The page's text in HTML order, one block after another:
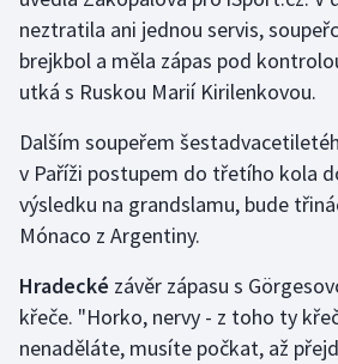
Stolní tenis
Triatlon
Veslování
Vodní slalom
Volejbal
Ostatní
neztratila ani jednou servis,
brejkbol a měla zápas pod
utká s Ruskou Marií Kirilenkovou.
Dalším soupeřem
v Paříži postupem do třetího kola
výsledku na grandslamu, bude
Mónaco z Argentiny.
Hradecké závěr zápasu s
křeče. "Horko, nervy - z toho ty
nenaděláte, musíte počkat, až